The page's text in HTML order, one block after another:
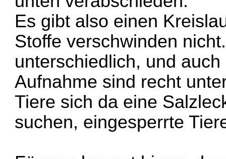
Es gibt also einen
Stoffe verschwinden
unterschiedlich, und
Aufnahme sind recht
Tiere sich da eine
suchen, eingesperrte